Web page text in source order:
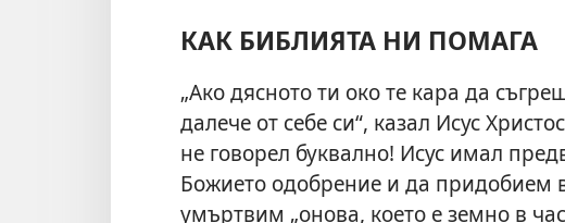
КАК БИБЛИЯТА НИ ПОМАГА
„Ако дясното ти око те кара да
далече от себе си“, казал Исус
не говорел буквално! Исус имал
Божието одобрение и да придобием
умъртвим „онова, което е земно в